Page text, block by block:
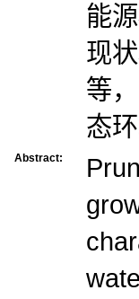
能
现
等
态
Abstract: